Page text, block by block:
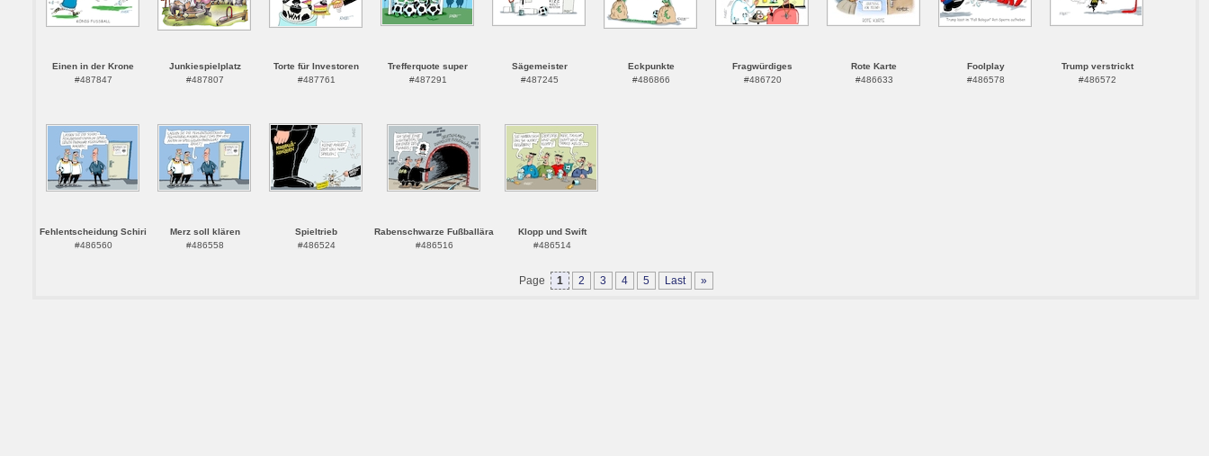
Einen in der Krone
#487847
Junkiespielplatz
#487807
Torte für Investoren
#487761
Trefferquote super
#487291
Sägemeister
#487245
Eckpunkte
#486866
Fragwürdiges
#486720
Rote Karte
#486633
Foolplay
#486578
Trump verstrickt
#486572
Fehlentscheidung Schiri
#486560
Merz soll klären
#486558
Spieltrieb
#486524
Rabenschwarze Fußballära
#486516
Klopp und Swift
#486514
Page 1 2 3 4 5 Last »